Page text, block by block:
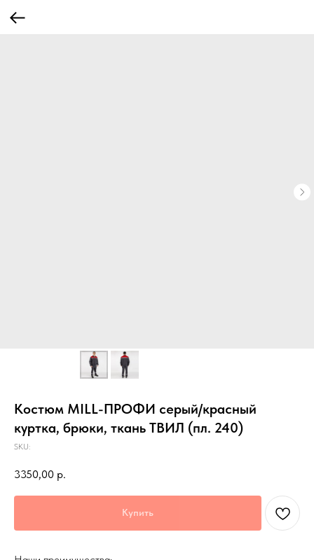
Костюм MILL-ПРОФИ серый/красный
куртка, брюки, ткань ТВИЛ (пл. 240)
SKU:
3350,00 р.
Купить